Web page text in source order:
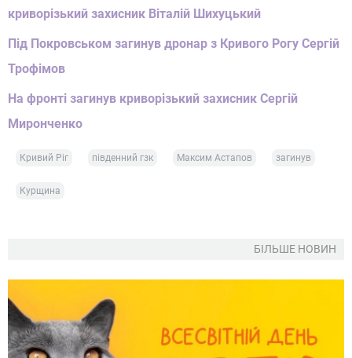
криворізький захисник Віталій Шихуцький
Під Покровськом загинув дронар з Кривого Рогу Сергій
Трофімов
На фронті загинув криворізький захисник Сергій
Миронченко
Кривий Ріг південний гзк Максим Астапов загинув
Курщина
БІЛЬШЕ НОВИН